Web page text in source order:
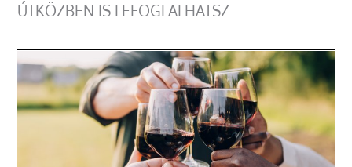
ÚTKÖZBEN IS LEFOGLALHATSZ